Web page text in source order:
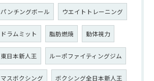
パンチングボール ウエイトトレーニング
ドラムミット 脂肪燃焼 動体視力
東日本新人王 ルーポファイティングジム
マスボクシング ボクシング全日本新人王